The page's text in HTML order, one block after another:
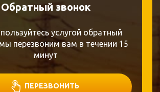
Обратный звонок
услугой обратный
перезвоним вам в течении 15
минут
ПЕРЕЗВОНИТЬ